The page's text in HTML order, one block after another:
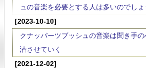
ュの音楽を必要とする人は多いのでしょ
[2023-10-10]
クナッパーツブッシュの音楽は聞き手
潜させていく
[2021-12-02]